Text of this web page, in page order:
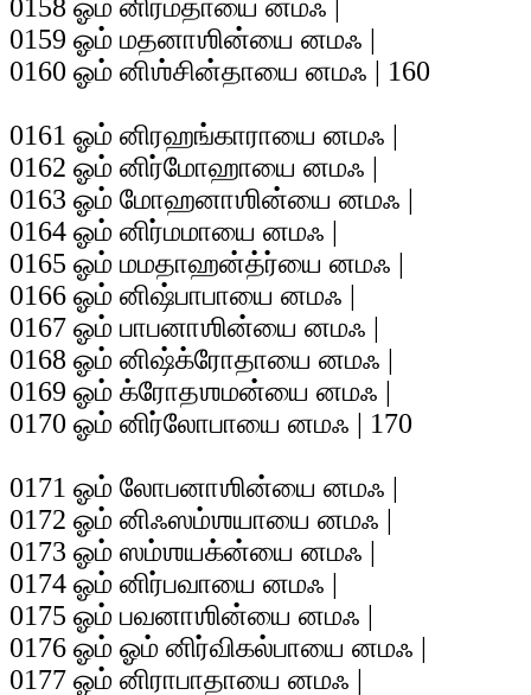
0158 ஓம் னிர்மதாயை னமஃ |
0159 ஓம் மதனாஶின்யை னமஃ |
0160 ஓம் னிஶ்சின்தாயை னமஃ | 160
0161 ஓம் னிரஹங்காராயை னமஃ |
0162 ஓம் னிர்மோஹாயை னமஃ |
0163 ஓம் மோஹனாஶின்யை னமஃ |
0164 ஓம் னிர்மமாயை னமஃ |
0165 ஓம் மமதாஹன்த்ர்யை னமஃ |
0166 ஓம் னிஷ்பாபாயை னமஃ |
0167 ஓம் பாபனாஶின்யை னமஃ |
0168 ஓம் னிஷ்க்ரோதாயை னமஃ |
0169 ஓம் க்ரோதஶமன்யை னமஃ |
0170 ஓம் னிர்லோபாயை னமஃ | 170
0171 ஓம் லோபனாஶின்யை னமஃ |
0172 ஓம் னிஃஸம்ஶயாயை னமஃ |
0173 ஓம் ஸம்ஶயக்ன்யை னமஃ |
0174 ஓம் னிர்பவாயை னமஃ |
0175 ஓம் பவனாஶின்யை னமஃ |
0176 ஓம் ஓம் னிர்விகல்பாயை னமஃ |
0177 ஓம் னிராபாதாயை னமஃ |